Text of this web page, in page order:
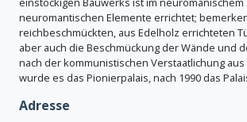
neuromantischen Elemente errichtet;
reichbeschmückten, aus Edelholz errichteten
aber auch die Beschmückung der Wände und
nach der kommunistischen Verstaatlichung aus
wurde es das Pionierpalais, nach 1990 das
Adresse